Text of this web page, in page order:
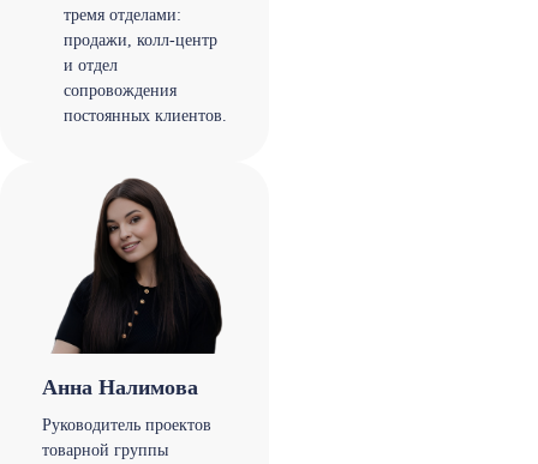
тремя отделами:
продажи, колл-центр
и отдел
сопровождения
постоянных клиентов.
Анна Налимова
Руководитель проектов
товарной группы